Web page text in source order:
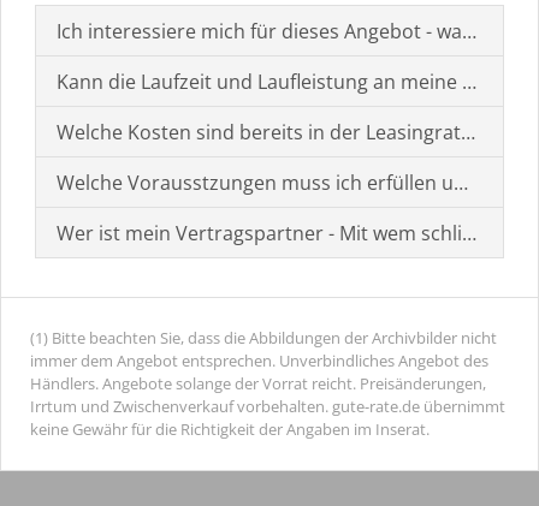
Ich interessiere mich für dieses Angebot - was muss
Kann die Laufzeit und Laufleistung an meine
Welche Kosten sind bereits in der Leasingrate
Welche Vorausstzungen muss ich erfüllen um einen
Wer ist mein Vertragspartner - Mit wem schließe ich
(1) Bitte beachten Sie, dass die Abbildungen der Archivbilder nicht
immer dem Angebot entsprechen. Unverbindliches Angebot des
Händlers. Angebote solange der Vorrat reicht. Preisänderungen,
Irrtum und Zwischenverkauf vorbehalten. gute-rate.de übernimmt
keine Gewähr für die Richtigkeit der Angaben im Inserat.